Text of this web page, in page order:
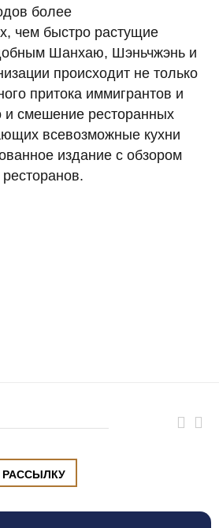
более
чем быстро растущие
Шанхаю, Шэньчжэнь и
происходит не только
притока иммигрантов и
и смешение ресторанных
всевозможные кухни
издание с обзором